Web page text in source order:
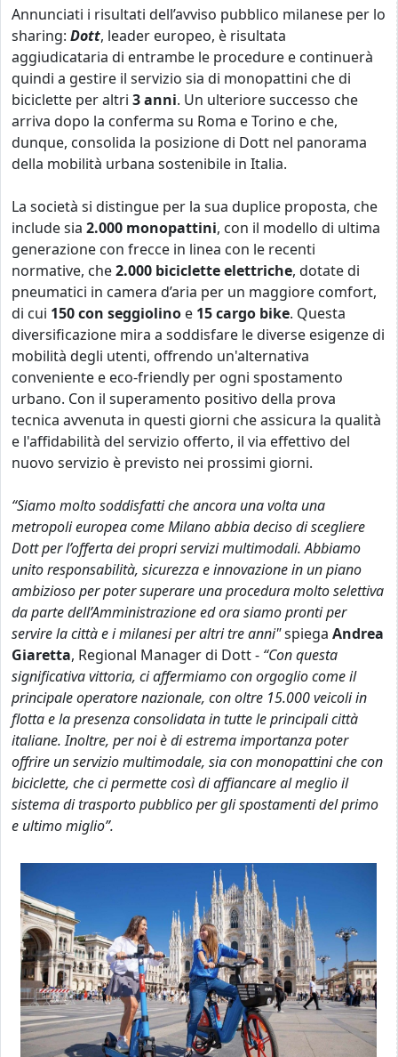
Annunciati i risultati dell’avviso pubblico milanese per lo
sharing: Dott, leader europeo, è risultata
aggiudicataria di entrambe le procedure e continuerà
quindi a gestire il servizio sia di monopattini che di
biciclette per altri 3 anni. Un ulteriore successo che
arriva dopo la conferma su Roma e Torino e che,
dunque, consolida la posizione di Dott nel panorama
della mobilità urbana sostenibile in Italia.
La società si distingue per la sua duplice proposta, che
include sia 2.000 monopattini, con il modello di ultima
generazione con frecce in linea con le recenti
normative, che2.000 biciclette elettriche, dotate di
pneumatici in camera d’aria per un maggiore comfort,
di cui 150 con seggiolino e 15 cargo bike. Questa
diversificazione mira a soddisfare le diverse esigenze di
mobilità degli utenti, offrendo un'alternativa
conveniente e eco-friendly per ogni spostamento
urbano. Con il superamento positivo della prova
tecnica avvenuta in questi giorni che assicura la qualità
e l'affidabilità del servizio offerto, il via effettivo del
nuovo servizio è previsto nei prossimi giorni.
“Siamo molto soddisfatti che ancora una volta una
metropoli europea come Milano abbia deciso di scegliere
Dott per l’offerta dei propri servizi multimodali. Abbiamo
unito responsabilità, sicurezza e innovazione in un piano
ambizioso per poter superare una procedura molto selettiva
da parte dell’Amministrazione ed ora siamo pronti per
servire la città e i milanesi per altri tre anni"spiega Andrea
Giaretta, Regional Manager di Dott - “Con questa
significativa vittoria, ci affermiamo con orgoglio come il
principale operatore nazionale, con oltre 15.000 veicoli in
flotta e la presenza consolidata in tutte le principali città
italiane. Inoltre, per noi è di estrema importanza poter
offrire un servizio multimodale, sia con monopattini che con
biciclette, che ci permette così di affiancare al meglio il
sistema di trasporto pubblico per gli spostamenti del primo
e ultimo miglio”.